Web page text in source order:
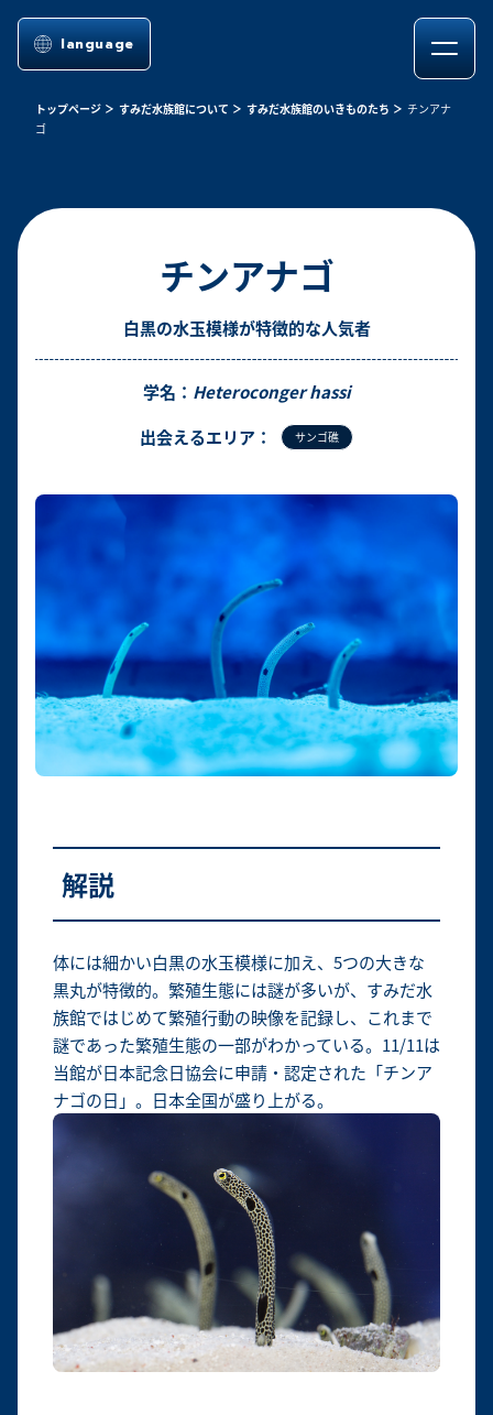
language
トップページ すみだ水族館について すみだ水族館のいきものたち
チンアナ
ゴ
チンアナゴ
白黒の水玉模様が特徴的な人気者
学名： Heteroconger hassi
出会えるエリア：
サンゴ礁
解説
体には細かい白黒の水玉模様に加え、5つの大きな
黒丸が特徴的。繁殖生態には謎が多いが、すみだ水
族館ではじめて繁殖行動の映像を記録し、これまで
謎であった繁殖生態の一部がわかっている。11/11は
当館が日本記念日協会に申請・認定された「チンア
ナゴの日」。日本全国が盛り上がる。